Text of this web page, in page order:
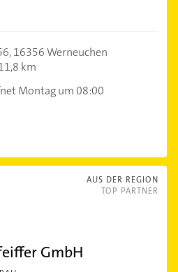
16356 Werneuchen
km
Montag um 08:00
AUS DER REGION
TOP PARTNER
GmbH